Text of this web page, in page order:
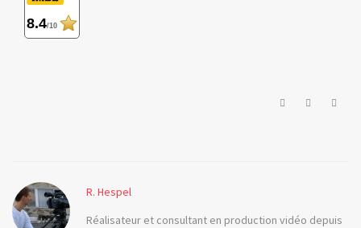
8.4/10
mini
R. Hespel
Réalisateur et consultant en production vidéo depuis